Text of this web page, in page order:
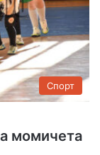
Спорт
момичета